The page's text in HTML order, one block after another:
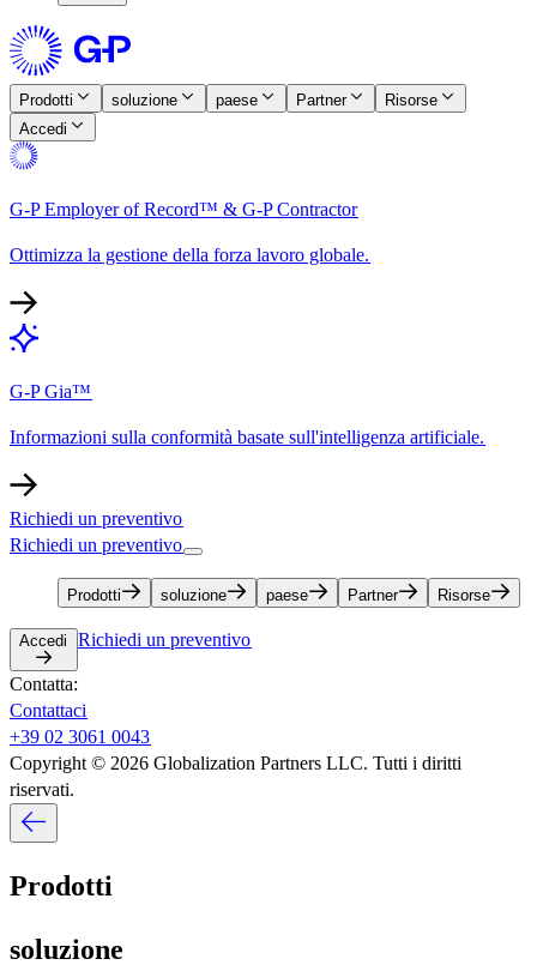
Prodotti​​ soluzione​​ paese​​ Partner​​
Risorse​​
Accedi​​
G-P Employer of Record™ & G-P Contractor​​
Ottimizza la gestione della forza lavoro globale.​​
G-P Gia™​​
Informazioni sulla conformità basate sull'intelligenza artificiale.​​
Richiedi un preventivo​​
Richiedi un preventivo​​
Prodotti​​ soluzione​​ paese​​ Partner​​ Risorse​​
Accedi​​ Richiedi un preventivo​​
Contatta:​​
Contattaci​​
+39 02 3061 0043​​
Copyright © 2026 Globalization Partners LLC. Tutti i diritti
riservati.​​
Prodotti​​
soluzione​​